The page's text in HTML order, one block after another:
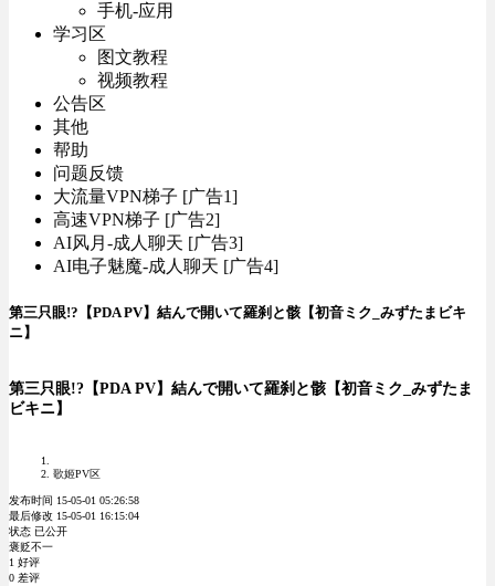
手机-应用
学习区
图文教程
视频教程
公告区
其他
帮助
问题反馈
大流量VPN梯子 [广告1]
高速VPN梯子 [广告2]
AI风月-成人聊天 [广告3]
AI电子魅魔-成人聊天 [广告4]
第三只眼!?【PDA PV】結んで開いて羅刹と骸【初音ミク_みずたまビキ
ニ】
第三只眼!?【PDA PV】結んで開いて羅刹と骸【初音ミク_みずたま
ビキニ】
歌姬PV区
发布时间 15-05-01 05:26:58
最后修改 15-05-01 16:15:04
状态 已公开
褒贬不一
1 好评
0 差评